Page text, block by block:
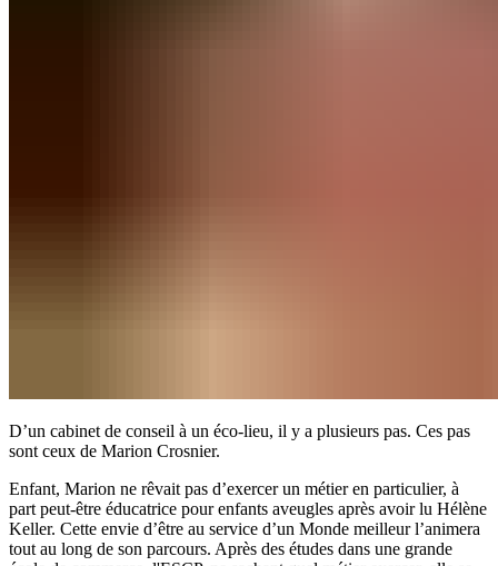
D’un cabinet de conseil à un éco-lieu, il y a plusieurs pas. Ces pas
sont ceux de Marion Crosnier.
Enfant, Marion ne rêvait pas d’exercer un métier en particulier, à
part peut-être éducatrice pour enfants aveugles après avoir lu Hélène
Keller. Cette envie d’être au service d’un Monde meilleur l’animera
tout au long de son parcours. Après des études dans une grande